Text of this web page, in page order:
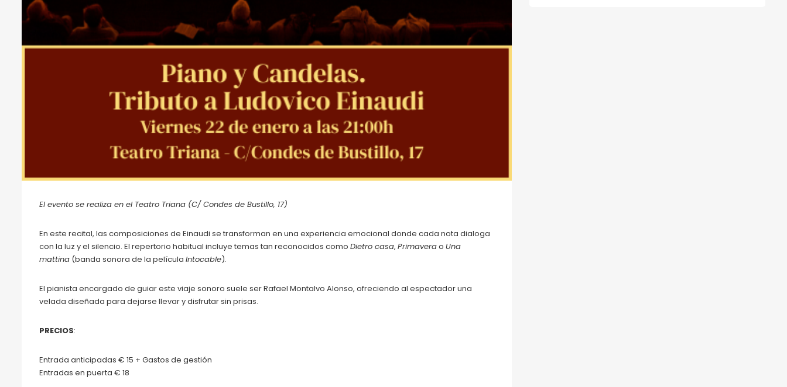
El evento se realiza en el Teatro Triana (C/ Condes de Bustillo, 17)
En este recital, las composiciones de Einaudi se transforman en una experiencia emocional donde cada nota dialoga
con la luz y el silencio. El repertorio habitual incluye temas tan reconocidos como Dietro casa, Primaverao Una
mattina (banda sonora de la película Intocable).
El pianista encargado de guiar este viaje sonoro suele ser Rafael Montalvo Alonso, ofreciendo al espectador una
velada diseñada para dejarse llevar y disfrutar sin prisas.
PRECIOS:
Entrada anticipadas € 15 + Gastos de gestión
Entradas en puerta € 18